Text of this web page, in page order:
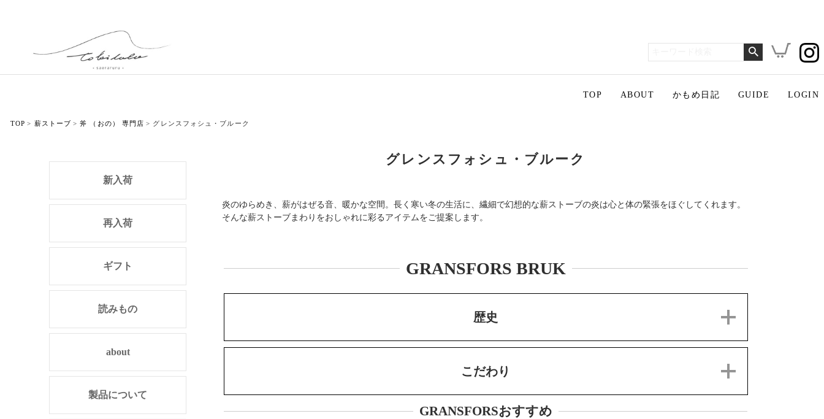
TOP ABOUT かもめ日記 GUIDE LOGIN
TOP 薪ストーブ 斧 （おの） 専門店 グレンスフォシュ・ブルーク
新入荷
再入荷
ギフト
読みもの
about
製品について
グレンスフォシュ・ブルーク
炎のゆらめき、薪がはぜる音、暖かな空間。長く寒い冬の生活に、繊細で幻想的な薪ストーブの炎は心と体の緊張をほぐしてくれます。
そんな薪ストーブまわりをおしゃれに彩るアイテムをご提案します。
GRANSFORS BRUK
歴史
こだわり
GRANSFORSおすすめ